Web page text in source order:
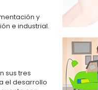
y
e industrial.
sus tres
el desarrollo